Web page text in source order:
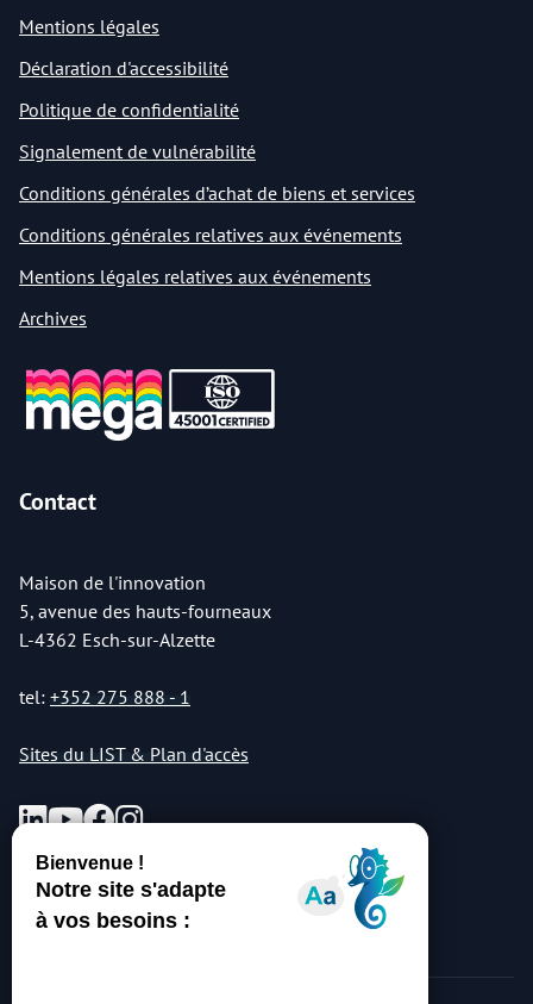
Mentions légales
Déclaration d'accessibilité
Politique de confidentialité
Signalement de vulnérabilité
Conditions générales d’achat de biens et services
Conditions générales relatives aux événements
Mentions légales relatives aux événements
Archives
Contact
Maison de l'innovation
5, avenue des hauts-fourneaux
L-4362 Esch-sur-Alzette
tel: +352 275 888 - 1
Sites du LIST & Plan d'accès